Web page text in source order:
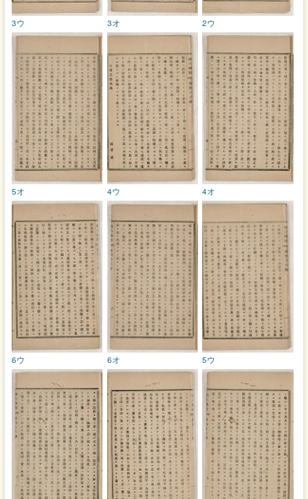
2ウ
3オ
3ウ
4オ
4ウ
5オ
5ウ
6オ
6ウ